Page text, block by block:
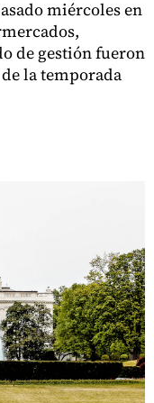
miércoles en
de gestión fueron
la temporada